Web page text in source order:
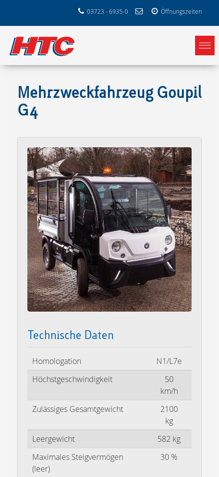
03723 - 6935-0 Öffnungszeiten
Mehrzweckfahrzeug Goupil
G4
Technische Daten
Homologation
N1/L7e
Höchstgeschwindigkeit
50
km/h
Zulässiges Gesamtgewicht
2100
kg
Leergewicht
582 kg
Maximales Steigvermögen
(leer)
30 %